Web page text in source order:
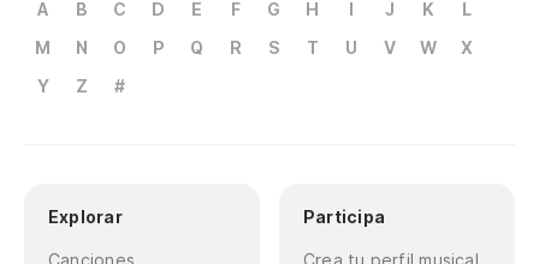
A B C D E F G H I J K
L
M
N O P Q R S T U V W
X
Y
Z #
Explorar
Canciones
Participa
Crea tu perfil musical